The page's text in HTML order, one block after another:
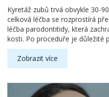
Kyretáž zubů trvá obvykle 30-
celková léčba se rozprostírá
léčba parodontitidy, která
kosti. Po proceduře je důležité
Zobrazit více